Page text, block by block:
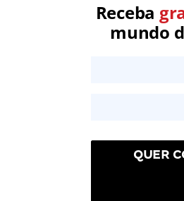
Receba
mundo
QUER